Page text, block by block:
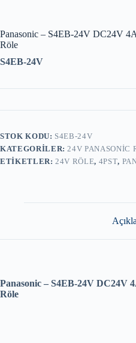
Panasonic – S4EB-24V DC24V
Röle
S4EB-24V
STOK KODU: S4EB-24V
KATEGORILER:24V PANASONIC
ETIKETLER:24V RÖLE, 4PST,
Panasonic – S4EB-24V DC24V
Röle